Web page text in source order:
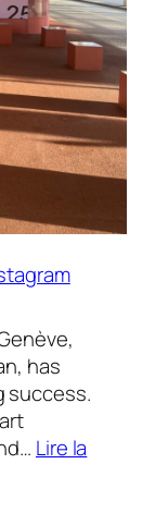
une
immersion
vibrante
dans
la
K-
culture
has
success.
Lire la